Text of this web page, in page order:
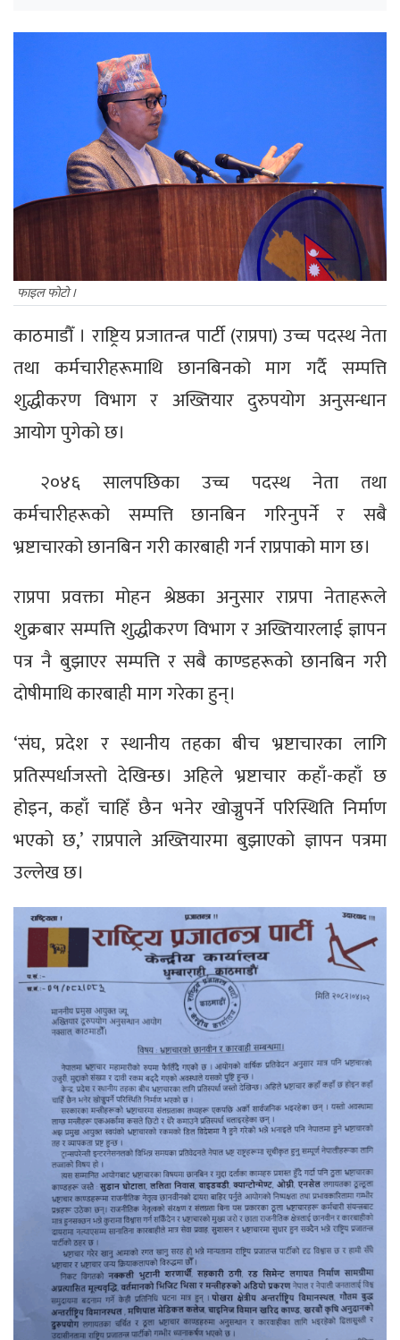
फाइल फोटो ।
काठमाडौँ । राष्ट्रिय प्रजातन्त्र पार्टी (राप्रपा) उच्च पदस्थ नेता
तथा कर्मचारीहरूमाथि छानबिनको माग गर्दै सम्पत्ति
शुद्धीकरण विभाग र अख्तियार दुरुपयोग अनुसन्धान
आयोग पुगेको छ।
२०४६ सालपछिका उच्च पदस्थ नेता तथा
कर्मचारीहरूको सम्पत्ति छानबिन गरिनुपर्ने र सबै
भ्रष्टाचारको छानबिन गरी कारबाही गर्न राप्रपाको माग छ।
राप्रपा प्रवक्ता मोहन श्रेष्ठका अनुसार राप्रपा नेताहरूले
शुक्रबार सम्पत्ति शुद्धीकरण विभाग र अख्तियारलाई ज्ञापन
पत्र नै बुझाएर सम्पत्ति र सबै काण्डहरूको छानबिन गरी
दोषीमाथि कारबाही माग गरेका हुन्।
‘संघ, प्रदेश र स्थानीय तहका बीच भ्रष्टाचारका लागि
प्रतिस्पर्धाजस्तो देखिन्छ। अहिले भ्रष्टाचार कहाँ-कहाँ छ
होइन, कहाँ चाहिँ छैन भनेर खोज्नुपर्ने परिस्थिति निर्माण
भएको छ,’ राप्रपाले अख्तियारमा बुझाएको ज्ञापन पत्रमा
उल्लेख छ।